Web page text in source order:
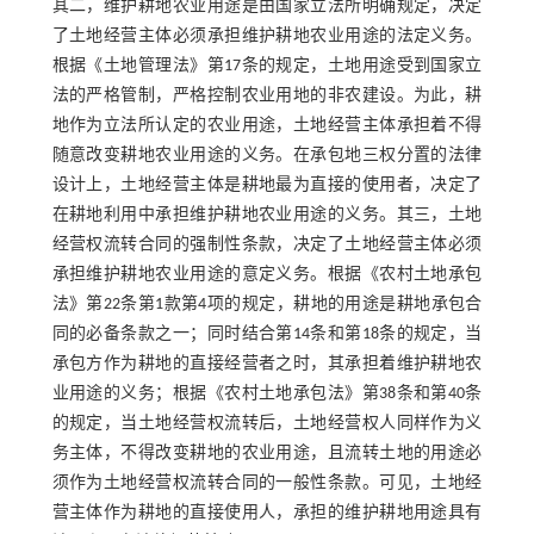
其二，维护耕地农业用途是由国家立法所明确规定，决定
了土地经营主体必须承担维护耕地农业用途的法定义务。
根据《土地管理法》第17条的规定，土地用途受到国家立
法的严格管制，严格控制农业用地的非农建设。为此，耕
地作为立法所认定的农业用途，土地经营主体承担着不得
随意改变耕地农业用途的义务。在承包地三权分置的法律
设计上，土地经营主体是耕地最为直接的使用者，决定了
在耕地利用中承担维护耕地农业用途的义务。其三，土地
经营权流转合同的强制性条款，决定了土地经营主体必须
承担维护耕地农业用途的意定义务。根据《农村土地承包
法》第22条第1款第4项的规定，耕地的用途是耕地承包合
同的必备条款之一；同时结合第14条和第18条的规定，当
承包方作为耕地的直接经营者之时，其承担着维护耕地农
业用途的义务；根据《农村土地承包法》第38条和第40条
的规定，当土地经营权流转后，土地经营权人同样作为义
务主体，不得改变耕地的农业用途，且流转土地的用途必
须作为土地经营权流转合同的一般性条款。可见，土地经
营主体作为耕地的直接使用人，承担的维护耕地用途具有